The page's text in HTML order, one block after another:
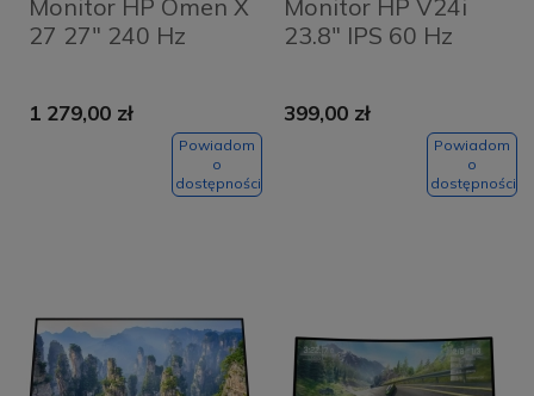
Monitor HP Omen X
27 27" 240 Hz
1 279,00 zł
Powiadom
o
dostępności
Monitor HP V24i
23.8" IPS 60 Hz
399,00 zł
Powiadom
o
dostępności